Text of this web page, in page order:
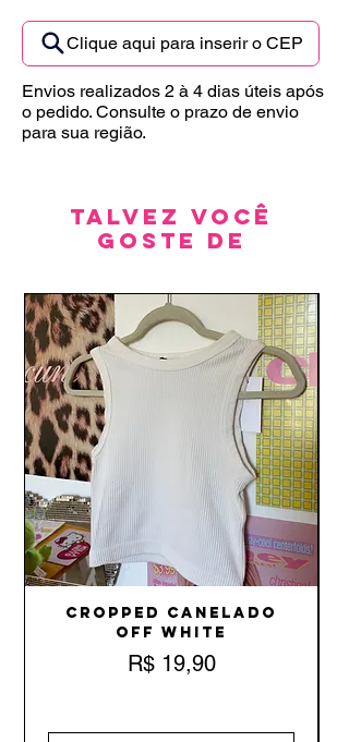
Clique aqui para inserir o CEP
Envios realizados 2 à 4 dias úteis após
o pedido. Consulte o prazo de envio
para sua região.
Talvez você
goste de
Cropped Canelado
Off White
Preço
R$ 19,90